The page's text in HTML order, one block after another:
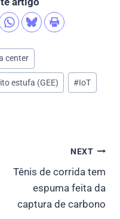
center
estufa (GEE) #IoT
NEXT
Tênis de corrida tem
espuma feita da
captura de carbono